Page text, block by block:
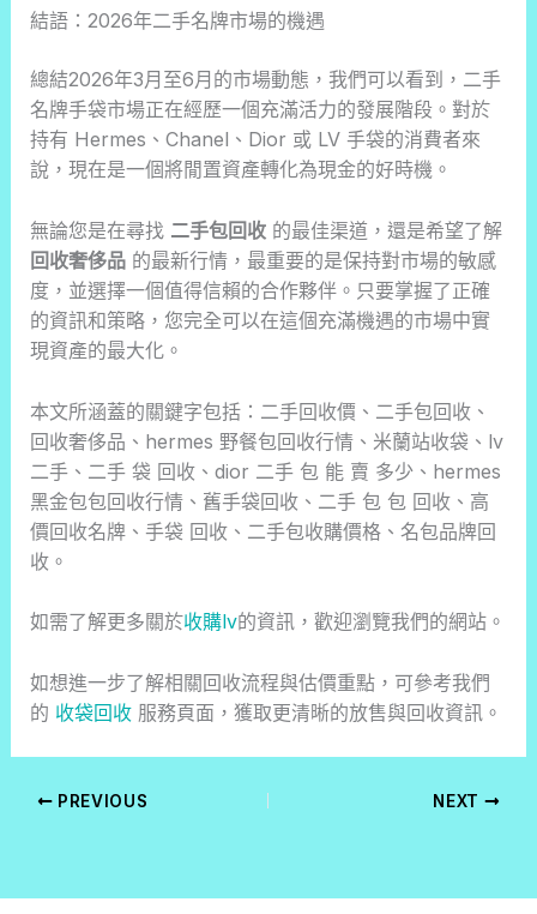
結語：2026年二手名牌市場的機遇
總結2026年3月至6月的市場動態，我們可以看到，二手
名牌手袋市場正在經歷一個充滿活力的發展階段。對於
持有 Hermes、Chanel、Dior 或 LV 手袋的消費者來
說，現在是一個將閒置資產轉化為現金的好時機。
無論您是在尋找 二手包回收的最佳渠道，還是希望了解
回收奢侈品的最新行情，最重要的是保持對市場的敏感
度，並選擇一個值得信賴的合作夥伴。只要掌握了正確
的資訊和策略，您完全可以在這個充滿機遇的市場中實
現資產的最大化。
本文所涵蓋的關鍵字包括：二手回收價、二手包回收、
回收奢侈品、hermes 野餐包回收行情、米蘭站收袋、lv
二手、二手 袋 回收、dior 二手 包 能 賣 多少、hermes
黑金包包回收行情、舊手袋回收、二手 包 包 回收、高
價回收名牌、手袋 回收、二手包收購價格、名包品牌回
收。
如需了解更多關於收購lv的資訊，歡迎瀏覽我們的網站。
如想進一步了解相關回收流程與估價重點，可參考我們
的 收袋回收服務頁面，獲取更清晰的放售與回收資訊。
PREVIOUS NEXT